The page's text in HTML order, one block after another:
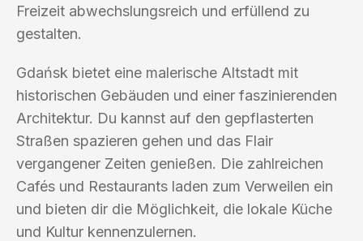
Freizeit abwechslungsreich und erfüllend zu
gestalten.
Gdańsk bietet eine malerische Altstadt mit
historischen Gebäuden und einer faszinierenden
Architektur. Du kannst auf den gepflasterten
Straßen spazieren gehen und das Flair
vergangener Zeiten genießen. Die zahlreichen
Cafés und Restaurants laden zum Verweilen ein
und bieten dir die Möglichkeit, die lokale Küche
und Kultur kennenzulernen.